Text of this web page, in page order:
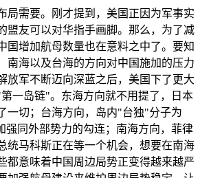
局需要。刚才提到，美国正因为军事实
盟友可以对华指手画脚。那么，为了减
国增加航母数量也在意料之中了。要知
南海以及台海的方向对中国施加的压力
放军不断迈向深蓝之后，美国下了更大
一岛链"。东海方向就不用提了，日本
一切；台海方向，岛内"台独"分子为
强同外部势力的勾连；南海方向，菲律
统马科斯正在等一个机会，想要在南海
都意味着中国周边局势正变得越来越严